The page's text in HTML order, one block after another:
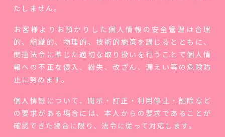
たしません。
お客様よりお預かりした個人情報の安全管理は合理
的、組織的、物理的、技術的施策を講じるとともに、
関連法令に準じた適切な取り扱いを行うことで個人情
報への不正な侵入、紛失、改ざん、漏えい等の危険防
止に努めます。
個人情報について、開示・訂正・利用停止・削除など
の要求がある場合には、本人からの要求であることが
確認できた場合に限り、法令に従って対応します。